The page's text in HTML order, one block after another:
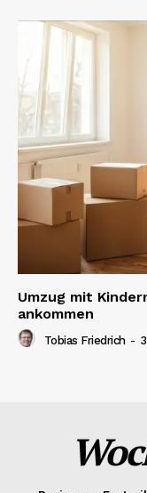
Umzug mit
ankommen
Tobias Friedrich -